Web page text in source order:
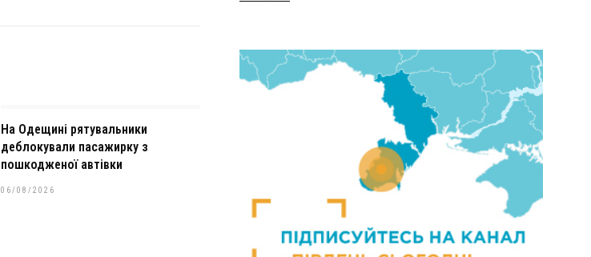
На Одещині рятувальники
деблокували пасажирку з
пошкодженої автівки
06/08/2026